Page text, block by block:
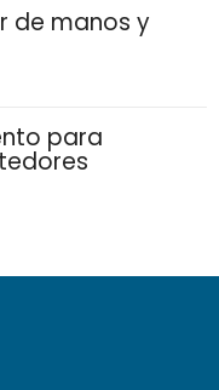
de manos y
para